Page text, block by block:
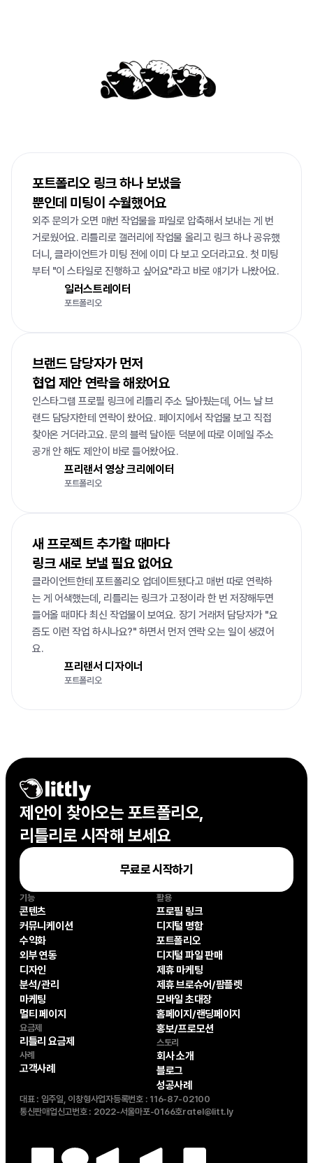
포트폴리오 링크 하나 보냈을
뿐인데 미팅이 수월했어요
외주 문의가 오면 매번 작업물을 파일로 압축해서 보내는 게 번
거로웠어요. 리틀리로 갤러리에 작업물 올리고 링크 하나 공유했
더니, 클라이언트가 미팅 전에 이미 다 보고 오더라고요. 첫 미팅
부터 "이 스타일로 진행하고 싶어요"라고 바로 얘기가 나왔어요.
일러스트레이터
포트폴리오
브랜드 담당자가 먼저
협업 제안 연락을 해왔어요
인스타그램 프로필 링크에 리틀리 주소 달아뒀는데, 어느 날 브
랜드 담당자한테 연락이 왔어요. 페이지에서 작업물 보고 직접
찾아온 거더라고요. 문의 블럭 달아둔 덕분에 따로 이메일 주소
공개 안 해도 제안이 바로 들어왔어요.
프리랜서 영상 크리에이터
포트폴리오
새 프로젝트 추가할 때마다
링크 새로 보낼 필요 없어요
클라이언트한테 포트폴리오 업데이트됐다고 매번 따로 연락하
는 게 어색했는데, 리틀리는 링크가 고정이라 한 번 저장해두면
들어올 때마다 최신 작업물이 보여요. 장기 거래처 담당자가 "요
즘도 이런 작업 하시나요?" 하면서 먼저 연락 오는 일이 생겼어
요.
프리랜서 디자이너
포트폴리오
제안이 찾아오는 포트폴리오,
리틀리로 시작해 보세요
무료로 시작하기
기능
콘텐츠
커뮤니케이션
수익화
외부 연동
디자인
분석/관리
마케팅
멀티 페이지
요금제
리틀리 요금제
사례
고객사례
스토리
블로그
성공사례
회사 소개
활용
프로필 링크
디지털 명함
포트폴리오
디지털 파일 판매
제휴 마케팅
제휴 브로슈어/팜플렛
모바일 초대장
홈페이지/랜딩페이지
홍보/프로모션
대표 : 임주일, 이창형사업자등록번호 : 116-87-02100
통신판매업신고번호 : 2022-서울마포-0166호ratel@litt.ly